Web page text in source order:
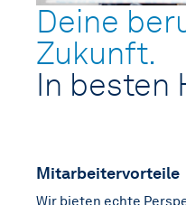
Deine
Zukunft.
In besten
Mitarbeitervorteile
Wir bieten echte